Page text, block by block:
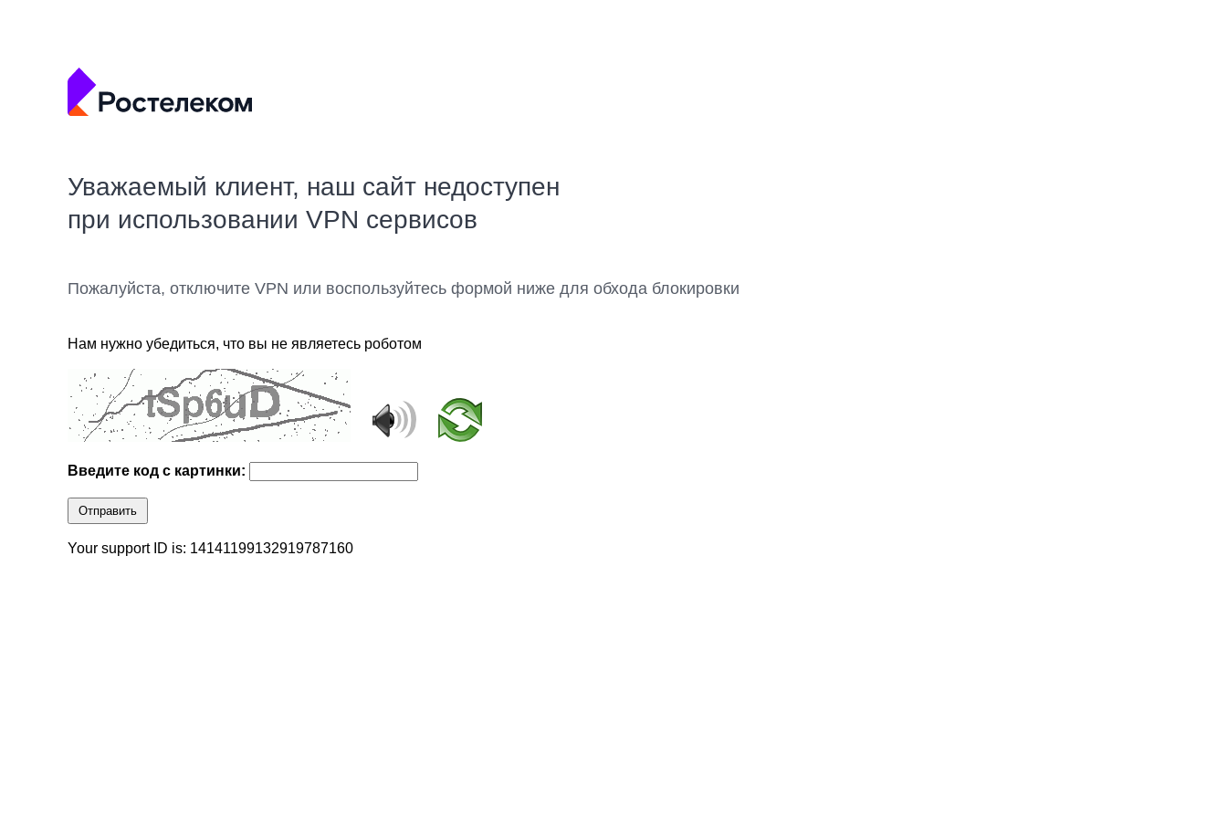
Уважаемый клиент, наш сайт недоступен
при использовании VPN сервисов
Пожалуйста, отключите VPN или воспользуйтесь формой ниже для обхода блокировки
Нам нужно убедиться, что вы не являетесь роботом
Введите код с картинки:
Отправить
Your support ID is: 14141199132919787160